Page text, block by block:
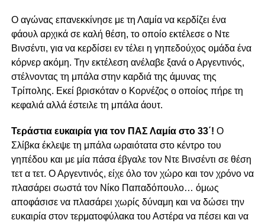
Ο αγώνας επανεκκίνησε με τη Λαμία να κερδίζει ένα
φάουλ αρχικά σε καλή θέση, το οποίο εκτέλεσε ο Ντε
Βινσέντι, για να κερδίσει εν τέλει η γηπεδούχος ομάδα ένα
κόρνερ ακόμη. Την εκτέλεση ανέλαβε ξανά ο Αργεντινός,
στέλνοντας τη μπάλα στην καρδιά της άμυνας της
Τρίπολης. Εκεί βρισκόταν ο Κορνέζος ο οποίος πήρε τη
κεφαλιά αλλά έστειλε τη μπάλα άουτ.
Τεράστια ευκαιρία για τον ΠΑΣ Λαμία στο 33΄! Ο
Σλίβκα έκλεψε τη μπάλα ωραιότατα στο κέντρο του
γηπέδου και με μία πάσα έβγαλε τον Ντε Βινσέντι σε θέση
τετ α τετ. Ο Αργεντινός, είχε όλο τον χώρο και τον χρόνο να
πλασάρει σωστά τον Νίκο Παπαδόπουλο… όμως
αποφάσισε να πλασάρει χωρίς δύναμη και να δώσει την
ευκαιρία στον τερματοφύλακα του Αστέρα να πέσει και να